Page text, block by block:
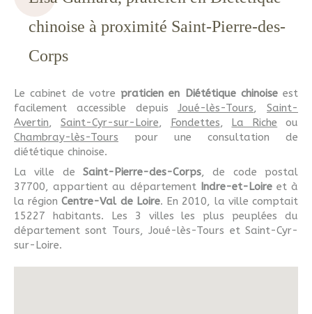
chinoise à proximité Saint-Pierre-des-
Corps
Le cabinet de votre praticien en Diététique chinoiseest
facilement accessible depuisJoué-lès-Tours, Saint-
Avertin, Saint-Cyr-sur-Loire, Fondettes, La Riche ou
Chambray-lès-Tours pour une consultation de
diététique chinoise.
La ville de Saint-Pierre-des-Corps, de code postal
37700, appartient au département Indre-et-Loireet à
la régionCentre-Val de Loire. En 2010, la ville comptait
15227 habitants. Les 3 villes les plus peuplées du
département sont Tours, Joué-lès-Tours et Saint-Cyr-
sur-Loire.